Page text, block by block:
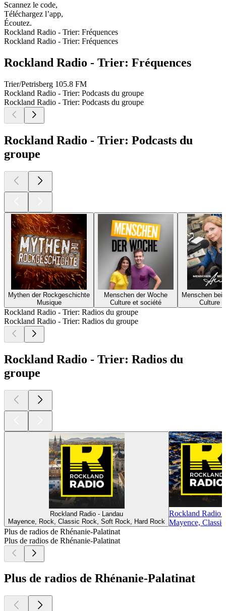
Scannez le code,
Téléchargez l’app,
Écoutez.
Rockland Radio - Trier: Fréquences
Rockland Radio - Trier: Fréquences
Rockland Radio - Trier: Fréquences
Trier/Petrisberg 105.8 FM
Rockland Radio - Trier: Podcasts du groupe
Rockland Radio - Trier: Podcasts du groupe
Rockland Radio - Trier: Podcasts du
groupe
Mythen der Rockgeschichte
Musique
Menschen der Woche
Culture et société
Menschen bei
Culture
Rockland Radio - Trier: Radios du groupe
Rockland Radio - Trier: Radios du groupe
Rockland Radio - Trier: Radios du
groupe
Rockland Radio - Landau
Mayence, Rock, Classic Rock, Soft Rock, Hard Rock
Rockland Radio
Mayence,
Plus de radios de Rhénanie-Palatinat
Plus de radios de Rhénanie-Palatinat
Plus de radios de Rhénanie-Palatinat